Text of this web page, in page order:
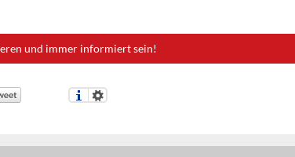
und immer informiert sein!